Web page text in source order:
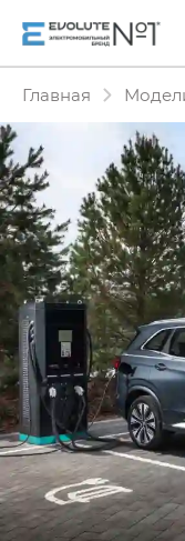
Главная